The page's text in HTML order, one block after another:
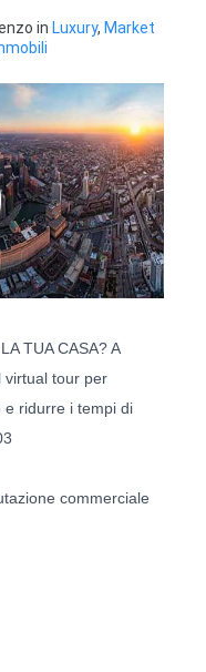
in Luxury, Market
TUA CASA? A
virtual tour per
e ridurre i tempi di
commerciale